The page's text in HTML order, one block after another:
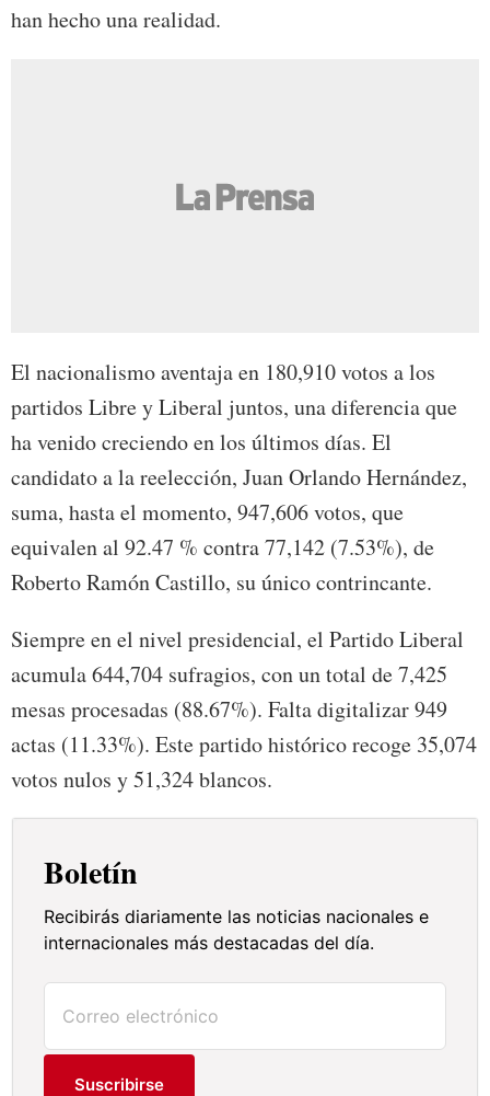
han hecho una realidad.
El nacionalismo aventaja en 180,910 votos a los
partidos Libre y Liberal juntos, una diferencia que
ha venido creciendo en los últimos días. El
candidato a la reelección, Juan Orlando Hernández,
suma, hasta el momento, 947,606 votos, que
equivalen al 92.47 % contra 77,142 (7.53%), de
Roberto Ramón Castillo, su único contrincante.
Siempre en el nivel presidencial, el Partido Liberal
acumula 644,704 sufragios, con un total de 7,425
mesas procesadas (88.67%). Falta digitalizar 949
actas (11.33%). Este partido histórico recoge 35,074
votos nulos y 51,324 blancos.
Boletín
Recibirás diariamente las noticias nacionales e
internacionales más destacadas del día.
Suscribirse